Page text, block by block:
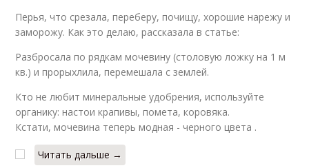
Перья, что срезала, переберу, почищу, хорошие нарежу и
заморожу. Как это делаю, рассказала в статье:
Разбросала по рядкам мочевину (столовую ложку на 1 м
кв.) и прорыхлила, перемешала с землей.
Кто не любит минеральные удобрения, используйте
органику: настои крапивы, помета, коровяка.
Кстати, мочевина теперь модная - черного цвета .
Читать дальше →